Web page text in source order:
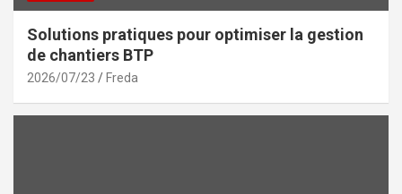
Solutions pratiques pour optimiser la gestion
de chantiers BTP
2026/07/23 Freda